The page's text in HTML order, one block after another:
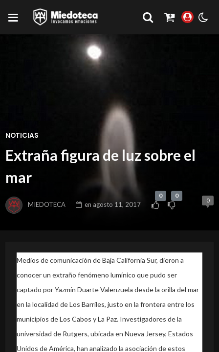
NOTICIAS
Extraña figura de luz sobre el
mar
MIEDOTECA en agosto 11, 2017
0 0
0
Medios de comunicación de Baja California Sur, dieron a
conocer un extraño fenómeno lumínico que pudo ser
captado por Yazmín Duarte Valenzuela desde la orilla del mar
en la localidad de Los Barriles, justo en la frontera entre los
municipios de Los Cabos y La Paz. Investigadores de la
universidad de Rutgers, ubicada en Nueva Jersey, Estados
Unidos de América, han analizado la asociación de estos